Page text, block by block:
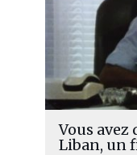
Vous
Liban, un